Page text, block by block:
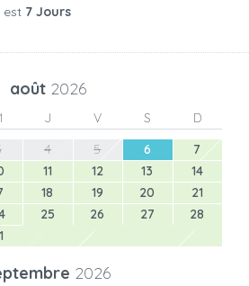
est 7 Jours
août 2026
J V S
D
4 5 6
7
11 12 13
14
18 19 20
21
25 26 27
28
2026